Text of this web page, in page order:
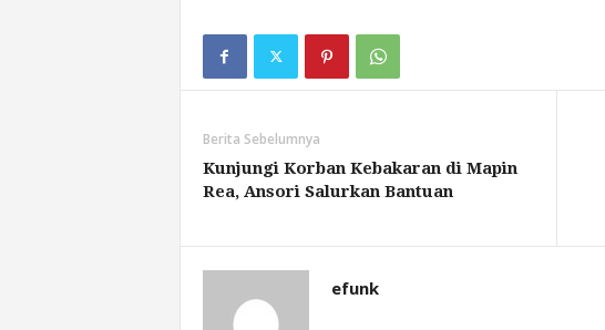
Berita Sebelumnya
Kunjungi Korban Kebakaran di Mapin
Rea, Ansori Salurkan Bantuan
efunk